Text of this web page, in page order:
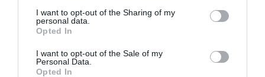
not limited to your visit or usage behaviour. You may click to
grant or deny consent to Google and its third-party tags to
use your data for below specified purposes in below Google
consent section.
I want to opt-out of the Sharing of my
personal data.
Opted In
I want to opt-out of the Sale of my
Personal Data.
Opted In
και για μικρότερες επιχειρήσεις.
AI.ADAPTIVE
DOCUMENT
PROFILE